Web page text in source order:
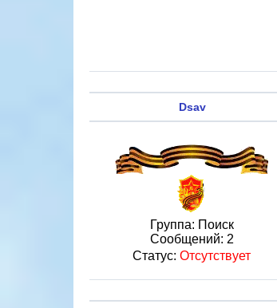
Dsav
Группа: Поиск
Сообщений: 2
Статус: Отсутствует